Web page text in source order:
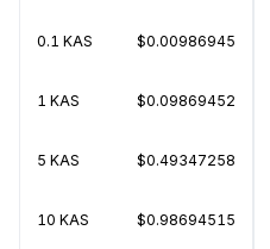
0.1 KAS $0.00986945
1 KAS $0.09869452
5 KAS $0.49347258
10 KAS $0.98694515